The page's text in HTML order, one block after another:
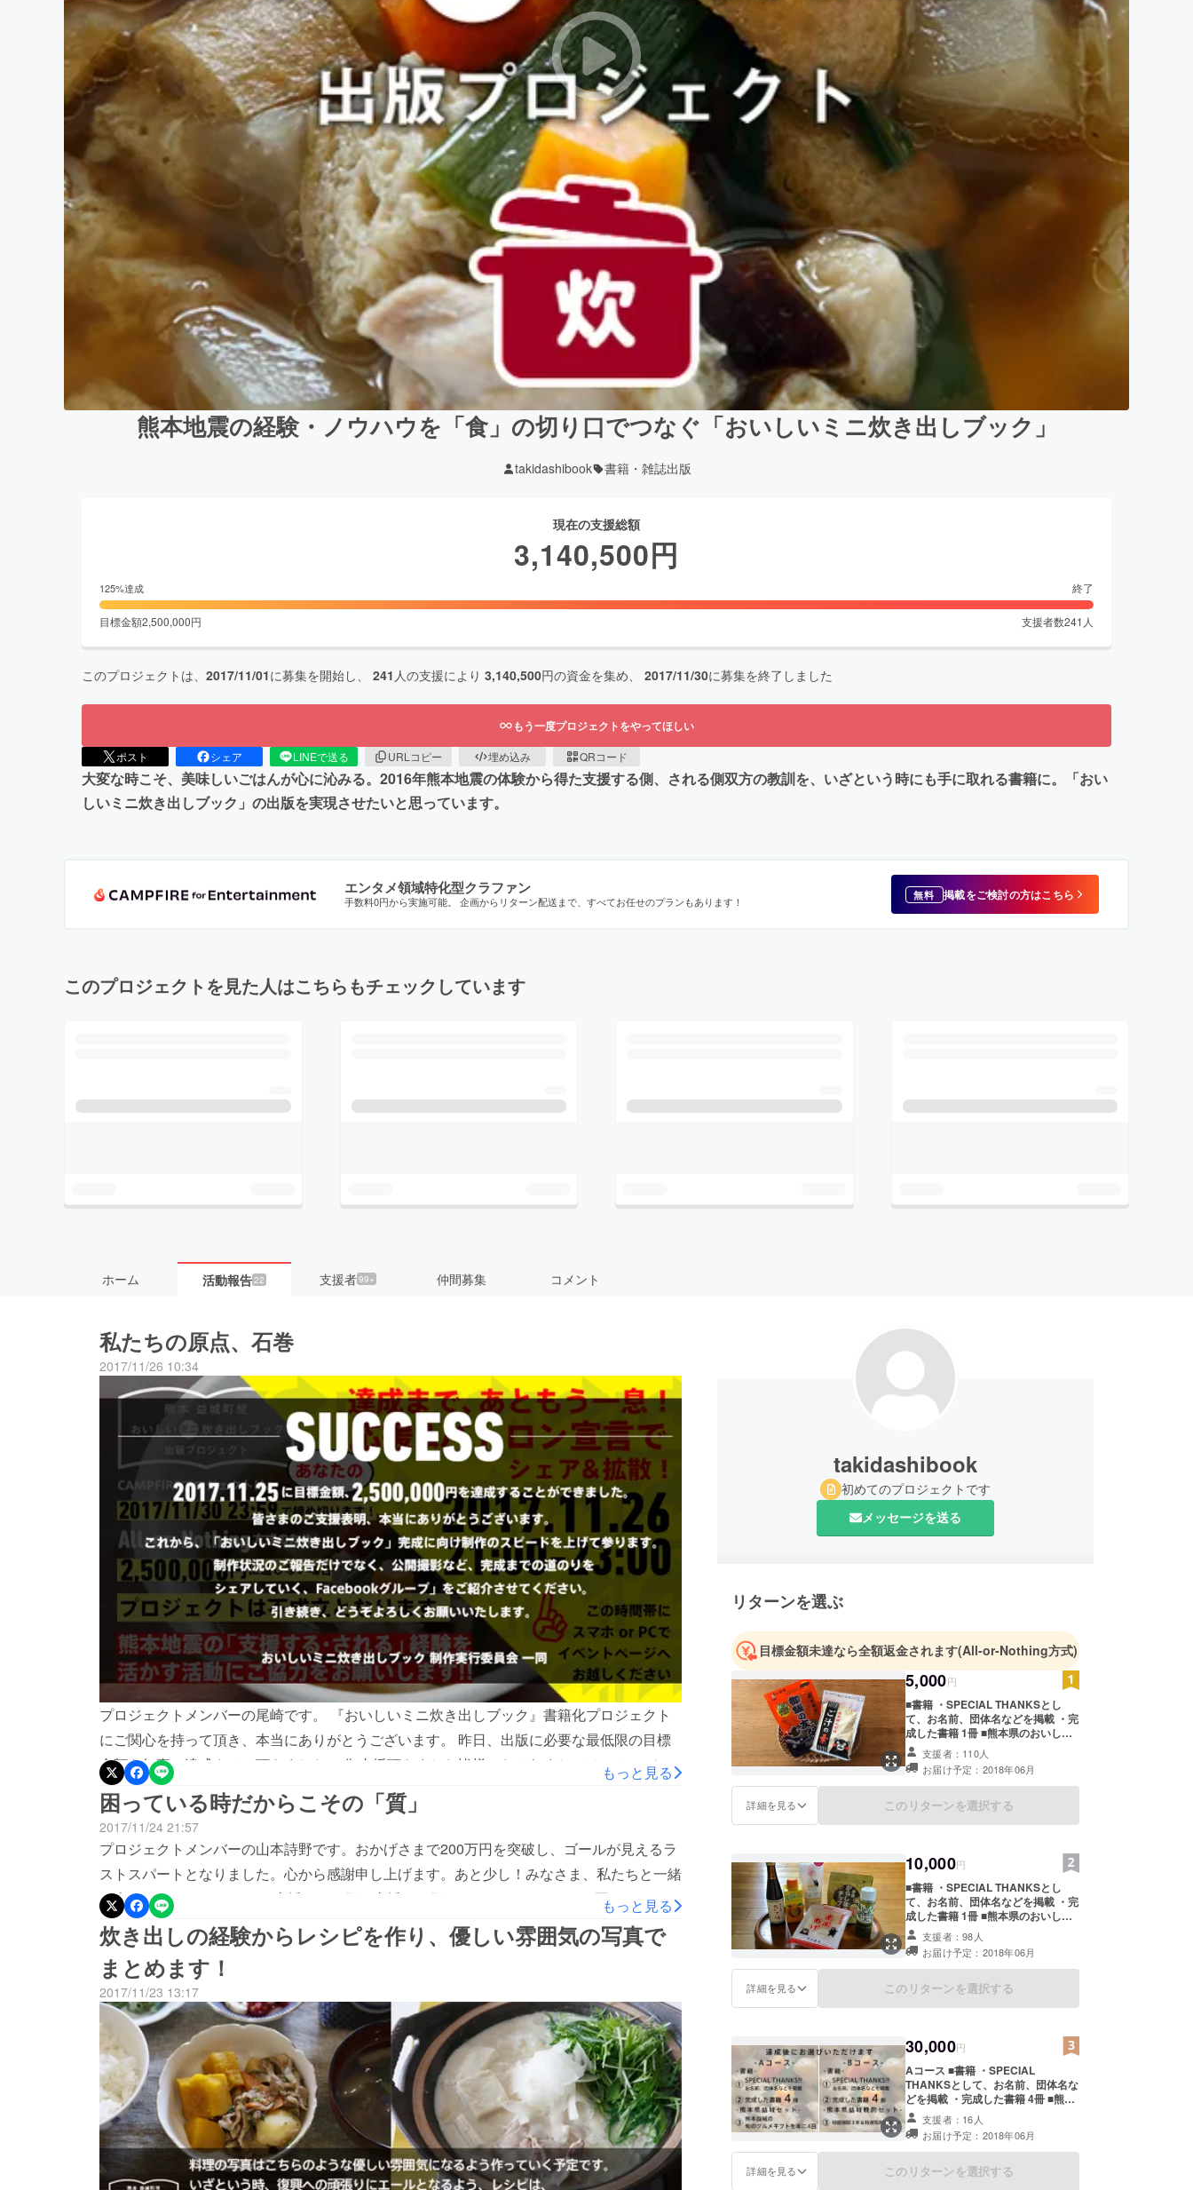
熊本地震の経験・ノウハウを「食」の切り口でつなぐ「おいしいミニ炊き出しブック」
takidashibook 書籍・雑誌出版
現在の支援総額
3,140,500円
125%達成 終了
目標金額2,500,000円 支援者数241 人
このプロジェクトは、 2017/11/01に募集を開始し、 241 人の支援により 3,140,500円の資金を集め、 2017/11/30に募集を終了しました
もう一度プロジェクトをやってほしい
ポスト シェア LINEで送る URLコピー 埋め込み QRコード
大変な時こそ、美味しいごはんが心に沁みる。2016年熊本地震の体験から得た支援する側、される側双方の教訓を、いざという時にも手に取れる書籍に。「おい
しいミニ炊き出しブック」の出版を実現させたいと思っています。
エンタメ領域特化型クラファン
手数料0円から実施可能。 企画からリターン配送まで、すべてお任せのプランもあります！ 無料 掲載をご検討の方はこちら
このプロジェクトを見た人はこちらもチェックしています
ホーム 活動報告22 支援者99+ 仲間募集 コメント
私たちの原点、石巻
2017/11/26 10:34
プロジェクトメンバーの尾崎です。 『おいしいミニ炊き出しブック』書籍化プロジェクト
にご関心を持って頂き、本当にありがとうございます。 昨日、出版に必要な最低限の目標
金額を無事に達成させて頂きました！ 御支援頂きました皆様におかれましては、メンバー
一同、感謝してもしきれないほどの想いでおります。 心より御礼申し上げます。 目標金額
を達成致しましたが、更にご支援表明を頂きました金額につきましてはこのプロジェクトや
完成した書籍をより広めていくための認知・普及促進の費用として使わせて頂く方向で検討
を進めております。 引き続きの御支援を頂ければ幸いです。 今回、熊本県益城町の方々と
のご縁で、本プロジェクトを立ち上げました。 満田さん、万江さんといった益城町の方々
との協業で貴重なお話を伺い、今後被災する可能性がある以上、少しでも多くの方々にこの
貴重なエピソードやノウハウを形に残し、共有したいという思いで挑戦しています。 私含
め首都圏にいる我々このプロジェクトメンバーの多くは東日本大震災で被災をされた多くの
地域の中で、ご縁を頂いた宮城県石巻の方々と交流させて頂いております。 防災への意識
や自分たちに何が出来るのだろうと考える機会を得ることが出来ました。 石巻は間違いな
く、私たちの活動の原点ともいえる存在です。 その貴重な機会を紡ぎ、石巻に常設してい
る復興バーの東京での展開を行う東北支援会PLUSを運営し、仲間と立ち上げた防災ジオラ
マネットワークなどの活動を行っています。 本プロジェクトも石巻の方々との交流なくし
ては、存在し得なかったことは間違いありません。 今日は防災のワークショップを行いに
石巻にお邪魔したこともあり、限られた時間の中で駆け足になりましたが、勝手に仲間だと
感じている石巻の方々に本プロジェクトの報告をしてきました。 ダンボルギーニでお馴染
もっと見る
困っている時だからこその「質」
2017/11/24 21:57
プロジェクトメンバーの山本詩野です。おかげさまで200万円を突破し、ゴールが見えるラ
ストスパートとなりました。心から感謝申し上げます。あと少し！みなさま、私たちと一緒
に走ってください！ さて、支援される側、支援する側の“あるある”、いろいろ耳にします
が、益城町の満田結子さんのお話しをうかがって、なるほどなあと思ったことから一つをご
紹介します。満田さんは、九州や地元の食材を使い、化学調味料なしの中華調理店をしてい
ます。震災前から食育にも携わり、からだを整える食事を実践してきました。なので、味と
からだを整えるバランスをよく知っています。 震災後、ありがたいことに支援物資が届く
中で、どうしてもうまく活用できなかったものがあったそうです。それは恐らく安価な業務
用調味料。他の調味料を加え、何度工夫しても、味がぼけて決まらず困ったと言います。
逆に役立ったのが、だしなどにこだわった高級調味料。少しの量で味が決まるので、無駄が
なく、また添加物が少ないと、食べた後のもたれや喉の渇きがありません。子どもや高齢の
方用に、個別に塩気を加減する必要もないので、ミニ炊き出しも提供しやすかったそうで
す。 高価なものが欲しいという話ではありません。「困っているなら何でもアリ」の発想
ではなく、「困っている時だからこそ質」で考えることは、私にとって大きな発見でした。
もっと見る
炊き出しの経験からレシピを作り、優しい雰囲気の写真で
まとめます！
2017/11/23 13:17
takidashibook
初めてのプロジェクトです
メッセージを送る
リターンを選ぶ
目標金額未達なら全額返金されます(All-or-Nothing方式)
5,000円
■書籍 ・SPECIAL THANKSとし
て、お名前、団体名などを掲載 ・完
成した書籍 1冊 ■熊本県のおいしい
食材 ・御飯の友 ・ご汁の素 ※本リ
ターン商品は本プロジェクト趣旨に
ご理解、ご賛同頂きました三協熊本
様にご協力頂き、ご提供させて頂い
ております。
支援者：110人
お届け予定：2018年06月
詳細を見る このリターンを選択する
10,000円
■書籍 ・SPECIAL THANKSとし
て、お名前、団体名などを掲載 ・完
成した書籍 1冊 ■熊本県のおいしい
食材 ・坂本精油のごま油 ・ぴよマ
ヨ ・デコポン酢 ・お茶ドレッシン
グ ・辛子蓮根チップス ・南関揚げ ※
本リターン商品は本プロジェクト趣
旨にご理解、ご賛同頂きました三協
支援者：98人
お届け予定：2018年06月
詳細を見る このリターンを選択する
30,000円
Aコース ■書籍 ・SPECIAL
THANKSとして、お名前、団体名な
どを掲載 ・完成した書籍 4冊 ■熊本
県益城セット ・熊本益城の旬のグル
メギフトを年に1回 ※本リターン商
品は本プロジェクト趣旨にご理解、
ご賛同頂きました三協熊本様にご協
力頂き、ご提供させて頂いておりま
支援者：16人
お届け予定：2018年06月
詳細を見る このリターンを選択する